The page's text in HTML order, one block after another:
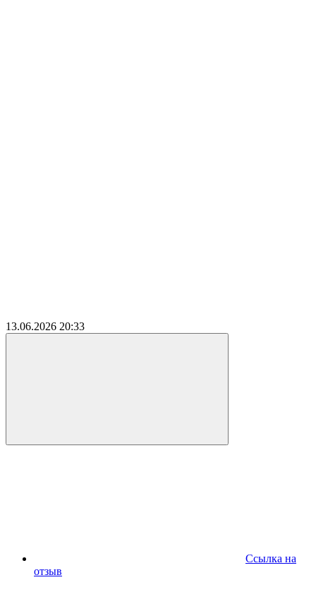
13.06.2026 20:33
Ссылка на
отзыв